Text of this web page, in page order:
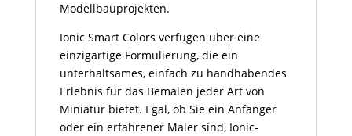
Modellbauprojekten.
Ionic Smart Colors verfügen über eine
einzigartige Formulierung, die ein
unterhaltsames, einfach zu handhabendes
Erlebnis für das Bemalen jeder Art von
Miniatur bietet. Egal, ob Sie ein Anfänger
oder ein erfahrener Maler sind, Ionic-